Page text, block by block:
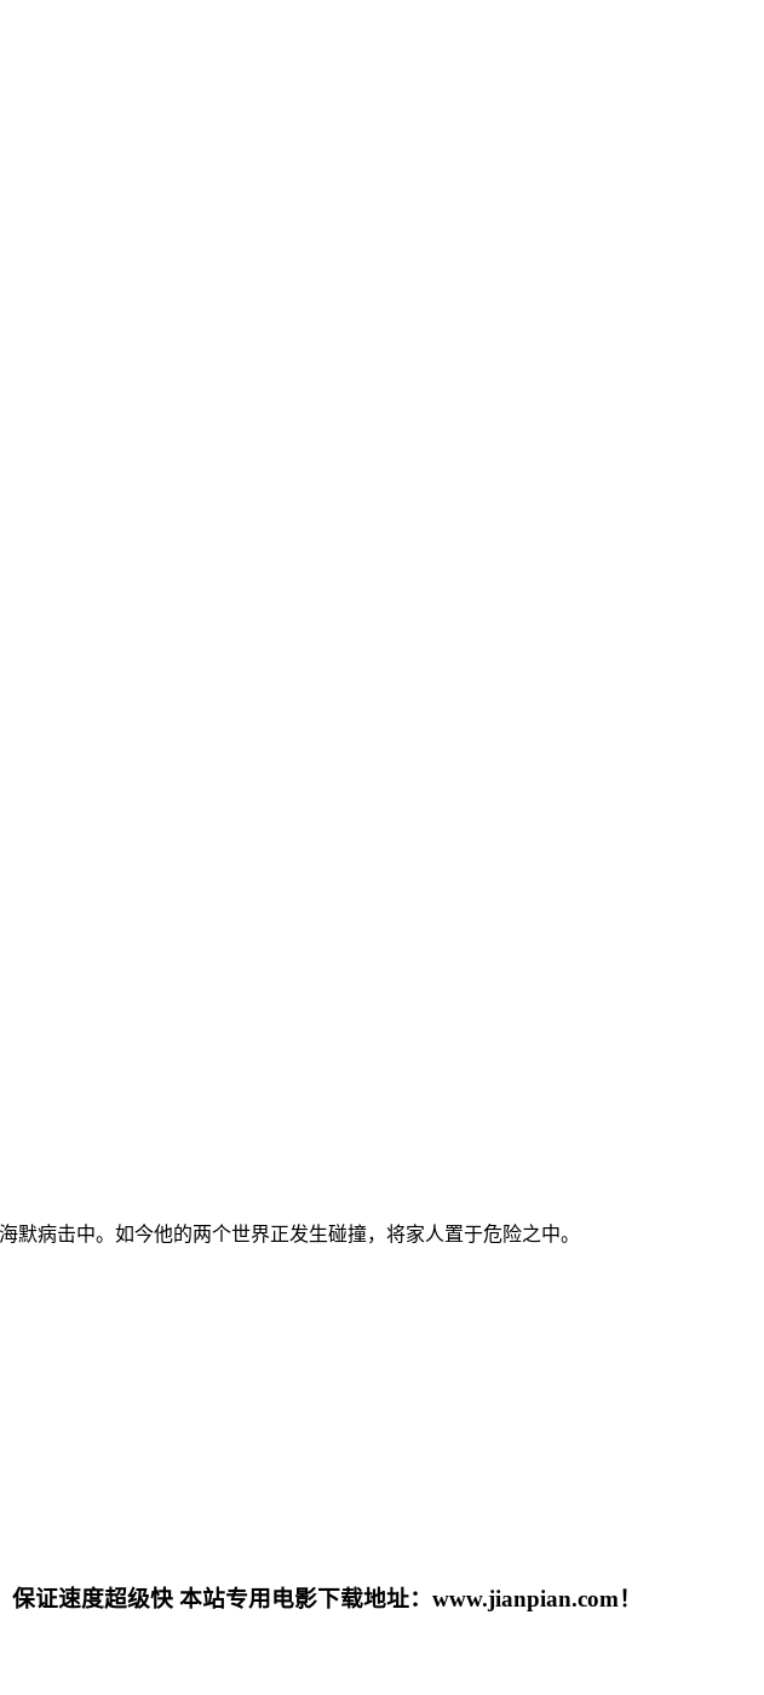
击中。如今他的两个世界正发生碰撞，将家人置于危险之中。
证速度超级快 本站专用电影下载地址：www.jianpian.com！